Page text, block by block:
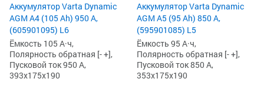
Аккумулятор Varta Dynamic
AGM A4 (105 Ah) 950 А,
(605901095) L6
Ёмкость 105 А·ч,
Полярность обратная [- +],
Пусковой ток 950 А,
393x175x190
Аккумулятор Varta Dynamic
AGM A5 (95 Ah) 850 А,
(595901085) L5
Ёмкость 95 А·ч,
Полярность обратная [- +],
Пусковой ток 850 А,
353x175x190